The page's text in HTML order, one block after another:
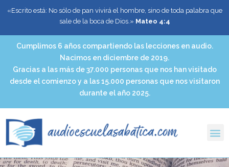
«Escrito está: No sólo de pan vivirá el hombre, sino de toda palabra que
sale de la boca de Dios.» Mateo 4:4
Cumplimos 6 años compartiendo las lecciones en audio.
Nacimos en diciembre de 2019.
Gracias a las más de 37.000 personas que nos han visitado
desde el comienzo y a las 15.000 personas que nos visitaron
durante el año 2025.